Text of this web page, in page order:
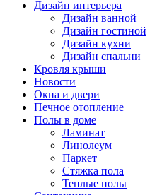
Дизайн интерьера
Дизайн ванной
Дизайн гостиной
Дизайн кухни
Дизайн спальни
Кровля крыши
Новости
Окна и двери
Печное отопление
Полы в доме
Ламинат
Линолеум
Паркет
Стяжка пола
Теплые полы